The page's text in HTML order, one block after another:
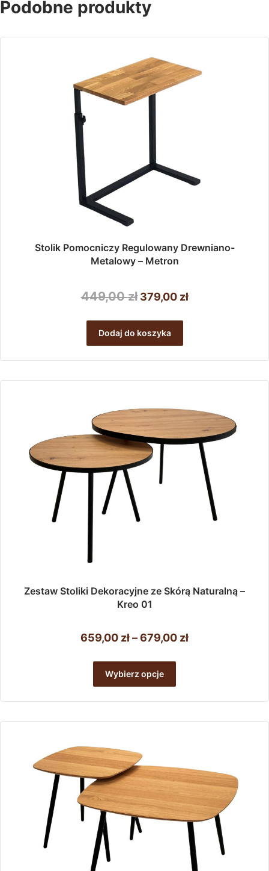
Podobne produkty
Stolik Pomocniczy Regulowany Drewniano-
Metalowy – Metron
449,00zł Pierwotna
wynosiła:
449,00 zł.
379,00 złAktualna
Dodaj do koszyka
Zestaw Stoliki Dekoracyjne ze Skórą Naturalną –
Kreo 01
659,00 zł–679,00 złZakres
do
679,00 zł
Wybierz opcje
ma
Opcje
stronie
produktu